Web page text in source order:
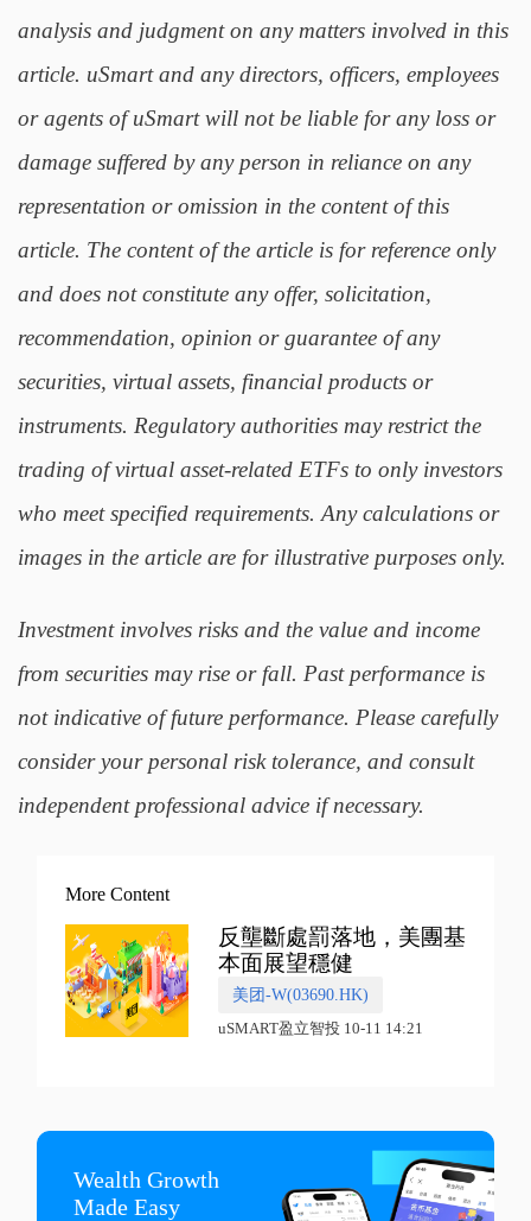
analysis and judgment on any matters involved in this
article. uSmart and any directors, officers, employees
or agents of uSmart will not be liable for any loss or
damage suffered by any person in reliance on any
representation or omission in the content of this
article. The content of the article is for reference only
and does not constitute any offer, solicitation,
recommendation, opinion or guarantee of any
securities, virtual assets, financial products or
instruments. Regulatory authorities may restrict the
trading of virtual asset-related ETFs to only investors
who meet specified requirements. Any calculations or
images in the article are for illustrative purposes only.
Investment involves risks and the value and income
from securities may rise or fall. Past performance is
not indicative of future performance. Please carefully
consider your personal risk tolerance, and consult
independent professional advice if necessary.
More Content
反壟斷處罰落地，美團基
本面展望穩健
美团-W(03690.HK)
uSMART盈立智投 10-11 14:21
Wealth Growth
Made Easy